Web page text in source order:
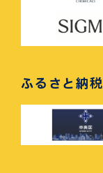
ふるさと納税